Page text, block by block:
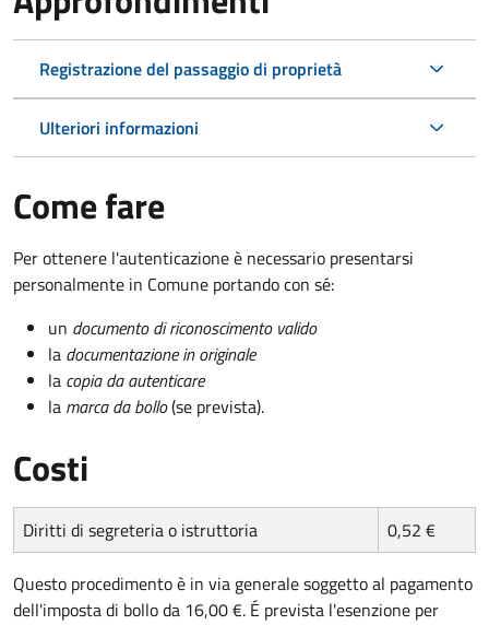
Registrazione del passaggio di proprietà
Ulteriori informazioni
Come fare
Per ottenere l'autenticazione è necessario presentarsi
personalmente in Comune portando con sé:
un documento di riconoscimento valido
la documentazione in originale
la copia da autenticare
la marca da bollo(se prevista).
Costi
Diritti di segreteria o istruttoria 0,52 €
Questo procedimento è in via generale soggetto al pagamento
dell'imposta di bollo da 16,00 €. É prevista l'esenzione per